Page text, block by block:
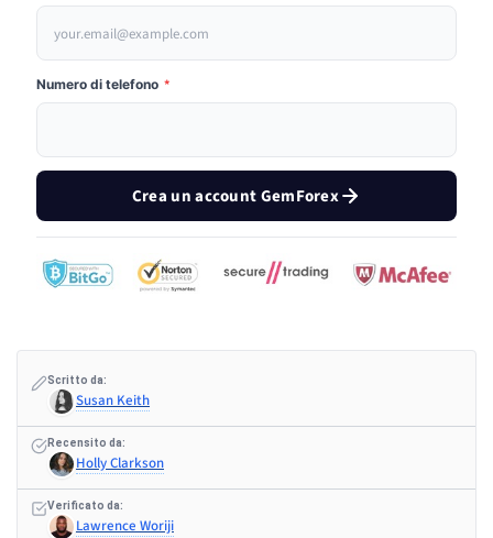
Numero di telefono *
Crea un account GemForex
Scritto da:
Susan Keith
Recensito da:
Holly Clarkson
Verificato da:
Lawrence Woriji